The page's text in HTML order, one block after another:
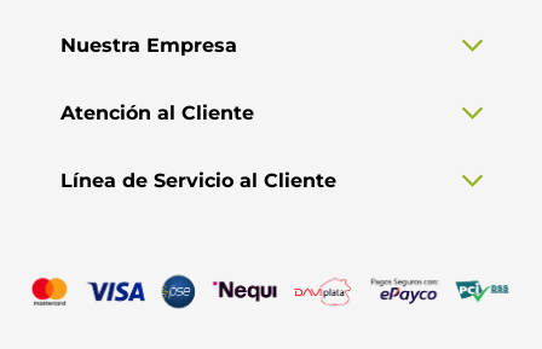
Nuestra Empresa
Atención al Cliente
Línea de Servicio al Cliente